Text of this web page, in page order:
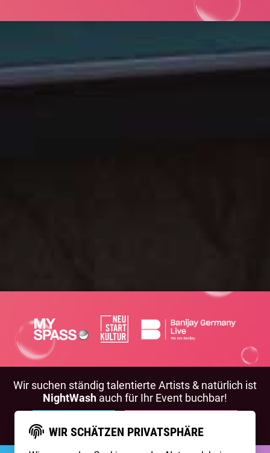
Wir suchen ständig talentierte Artists & natürlich ist
NightWash auch für Ihr Event buchbar!
WIR SCHÄTZEN PRIVATSPHÄRE